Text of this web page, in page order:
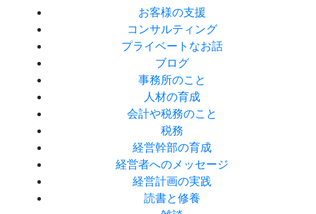
お客様の支援
コンサルティング
プライベートなお話
ブログ
事務所のこと
人材の育成
会計や税務のこと
税務
経営幹部の育成
経営者へのメッセージ
経営計画の実践
読書と修養